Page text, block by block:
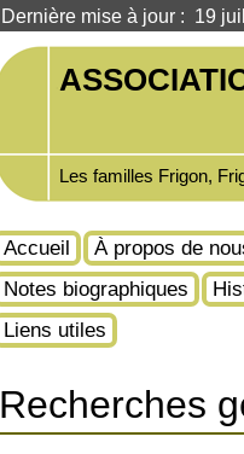
Dernière mise à jour : 19
Les familles Frigon,
Accueil À propos de
Notes biographiques
Liens utiles
Recherches